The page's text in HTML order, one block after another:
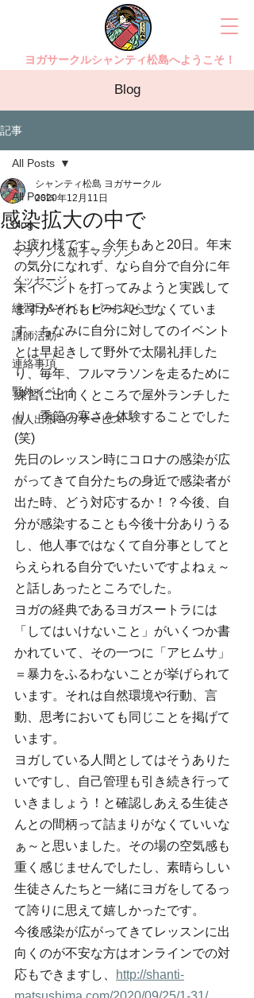
ヨガサークルシャンティ松島へようこそ！
Blog
記事
All Posts
blog
マラソン＆親子マラソン
メッセージ
練習日＆イベントのお知らせ
講師活動
連絡事項
野外イベント
個人出張ヨガサービス
All Posts
感染拡大の中で
シャンティ松島 ヨガサークル
2020年12月11日
お疲れ様です。今年もあと20日。年末
の気分になれず、なら自分で自分に年
末イベントを打ってみようと実践して
ますがそれもピーンとこなくていま
す。ちなみに自分に対してのイベント
とは早起きして野外で太陽礼拝した
り、毎年、フルマラソンを走るために
練習に出向くところで屋外ランチした
り、季節の寒さを体験することでした
(笑)
先日のレッスン時にコロナの感染が広
がってきて自分たちの身近で感染者が
出た時、どう対応するか！？今後、自
分が感染することも今後十分ありうる
し、他人事ではなくて自分事としてと
らえられる自分でいたいですよねぇ～
と話しあったところでした。
ヨガの経典であるヨガスートラには
「してはいけないこと」がいくつか書
かれていて、その一つに「アヒムサ」
＝暴力をふるわないことが挙げられて
います。それは自然環境や行動、言
動、思考においても同じことを掲げて
います。
ヨガしている人間としてはそうありた
いですし、自己管理も引き続き行って
いきましょう！と確認しあえる生徒さ
んとの間柄って詰まりがなくていいな
ぁ～と思いました。その場の空気感も
重く感じませんでしたし、素晴らしい
生徒さんたちと一緒にヨガをしてるっ
て誇りに思えて嬉しかったです。
今後感染が広がってきてレッスンに出
向くのが不安な方はオンラインでの対
応もできますし、
http://shanti-